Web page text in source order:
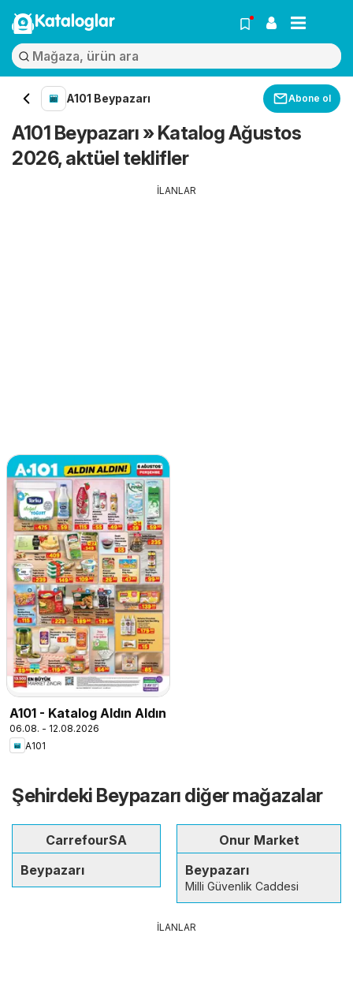
Kataloglar
A101 Beypazarı Abone ol
A101 Beypazarı » Katalog Ağustos
2026, aktüel teklifler
İLANLAR
A101 - Katalog Aldın Aldın
06.08. - 12.08.2026
A101
Şehirdeki Beypazarı diğer mağazalar
CarrefourSA
Beypazarı
Onur Market
Beypazarı
Milli Güvenlik Caddesi
İLANLAR